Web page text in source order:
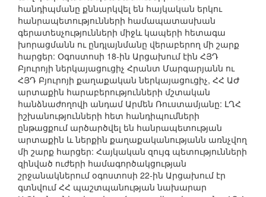
հանդիպմանը քննարկվել են հայկական երկու
հանրապետությունների համապատասխան
գերատեսչությունների միջև կապերի հետագա
խորացմանն ու ընդլայնմանը վերաբերող մի շարք
հարցեր: Օգոստոսի 18-ին Արցախում էին ՀՅԴ
Բյուրոյի ներկայացուցիչ Հրանտ Մարգարյանն ու
ՀՅԴ Բյուրոյի քաղաքական ներկայացուցիչ, ՀՀ ԱԺ
արտաքին հարաբերությունների մշտական
հանձնաժողովի անդամ Արմեն Ռուստամյանը: ԼՂՀ
իշխանությունների հետ հանդիպումների
ընթացքում արծարծվել են հանրապետության
արտաքին և ներքին քաղաքականությանն առնչվող
մի շարք հարցեր: Հայկական զույգ պետությունների
զինված ուժերի համագործակցության
շրջանակներում օգոստոսի 22-ին Արցախում էր
գտնվում ՀՀ պաշտպանության նախարար